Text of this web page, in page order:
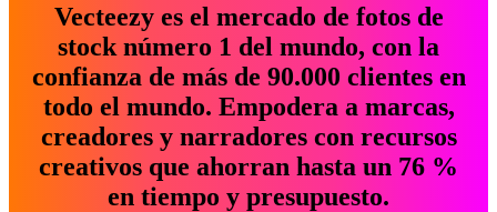
Vecteezy es el mercado de fotos de
stock número 1 del mundo, con la
confianza de más de 90.000 clientes en
todo el mundo. Empodera a marcas,
creadores y narradores con recursos
creativos que ahorran hasta un 76 %
en tiempo y presupuesto.